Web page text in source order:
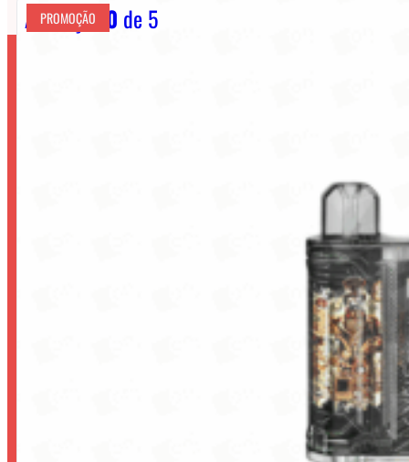
Avaliação 0 de 5
PROMOÇÃO